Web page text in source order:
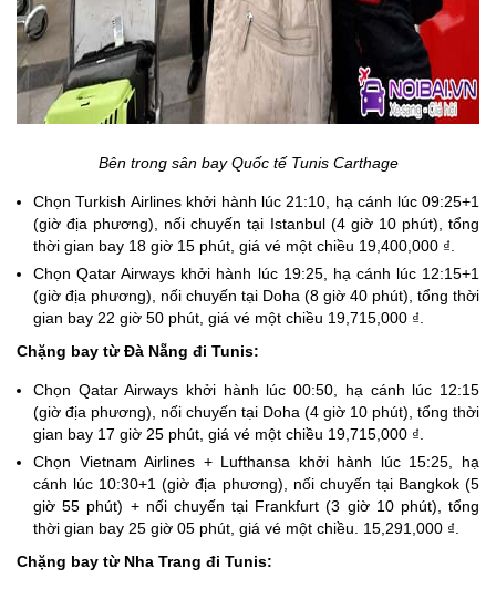
Bên trong sân bay Quốc tế Tunis Carthage
Chọn Turkish Airlines khởi hành lúc 21:10, hạ cánh lúc 09:25+1
(giờ địa phương), nối chuyến tại Istanbul (4 giờ 10 phút), tổng
thời gian bay 18 giờ 15 phút, giá vé một chiều 19,400,000 ₫.
Chọn Qatar Airways khởi hành lúc 19:25, hạ cánh lúc 12:15+1
(giờ địa phương), nối chuyến tại Doha (8 giờ 40 phút), tổng thời
gian bay 22 giờ 50 phút, giá vé một chiều 19,715,000 ₫.
Chặng bay từ Đà Nẵng đi Tunis:
Chọn Qatar Airways khởi hành lúc 00:50, hạ cánh lúc 12:15
(giờ địa phương), nối chuyến tại Doha (4 giờ 10 phút), tổng thời
gian bay 17 giờ 25 phút, giá vé một chiều 19,715,000 ₫.
Chọn Vietnam Airlines + Lufthansa khởi hành lúc 15:25, hạ
cánh lúc 10:30+1 (giờ địa phương), nối chuyến tại Bangkok (5
giờ 55 phút) + nối chuyến tại Frankfurt (3 giờ 10 phút), tổng
thời gian bay 25 giờ 05 phút, giá vé một chiều. 15,291,000 ₫.
Chặng bay từ Nha Trang đi Tunis: